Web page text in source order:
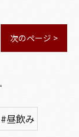
次のページ >
#昼飲み